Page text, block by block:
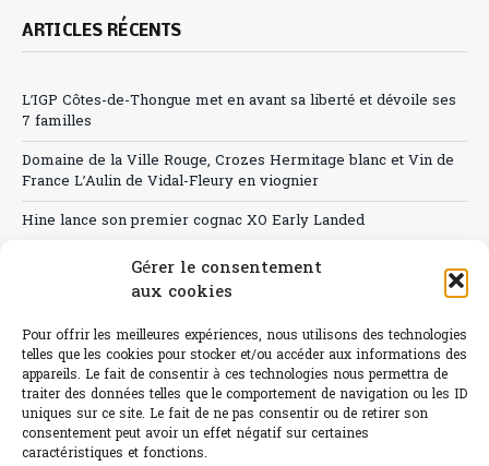
Gérer le consentement
aux cookies
Pour offrir les meilleures expériences, nous utilisons des technologies
telles que les cookies pour stocker et/ou accéder aux informations des
appareils. Le fait de consentir à ces technologies nous permettra de
traiter des données telles que le comportement de navigation ou les ID
uniques sur ce site. Le fait de ne pas consentir ou de retirer son
consentement peut avoir un effet négatif sur certaines
caractéristiques et fonctions.
ARTICLES RÉCENTS
L’IGP Côtes-de-Thongue met en avant sa liberté et dévoile ses
7 familles
Domaine de la Ville Rouge, Crozes Hermitage blanc et Vin de
France L’Aulin de Vidal-Fleury en viognier
Hine lance son premier cognac XO Early Landed
Canicule : A quand le CHR à « l’heure espagnole » ?
Sélection de rosés 2026
L'abus d'alcool est dangereux pour la santé.